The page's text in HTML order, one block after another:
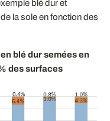
blé dur et
la sole en fonction des
blé dur semées en
des surfaces